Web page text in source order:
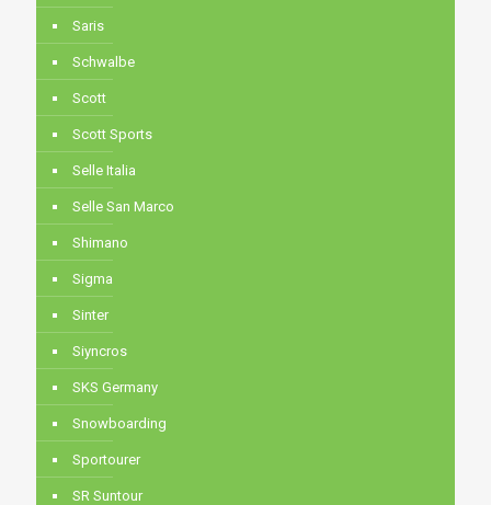
Saris
Schwalbe
Scott
Scott Sports
Selle Italia
Selle San Marco
Shimano
Sigma
Sinter
Siyncros
SKS Germany
Snowboarding
Sportourer
SR Suntour